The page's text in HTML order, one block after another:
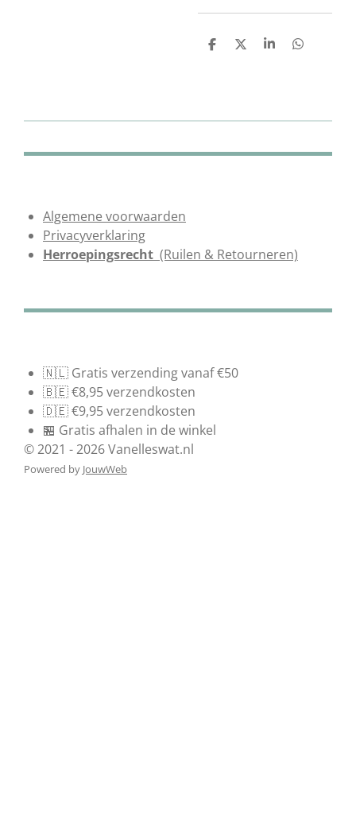
D
D
S
D
Algemene voorwaarden
Privacyverklaring
Herroepingsrecht (Ruilen & Retourneren)
🇳🇱 Gratis verzending vanaf €50
🇧🇪 €8,95 verzendkosten
🇩🇪 €9,95 verzendkosten
🏪 Gratis afhalen in de winkel
© 2021 - 2026 Vanelleswat.nl
Powered by JouwWeb